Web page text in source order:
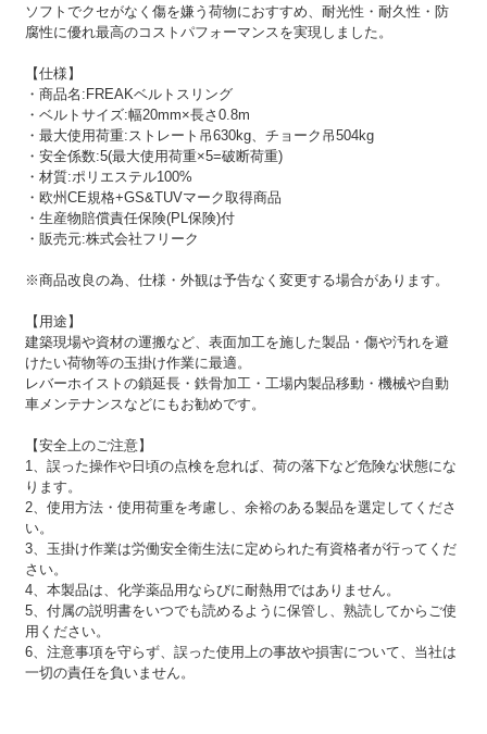
ソフトでクセがなく傷を嫌う荷物におすすめ、耐光性・耐久性・防
腐性に優れ最高のコストパフォーマンスを実現しました。
【仕様】
・商品名:FREAKベルトスリング
・ベルトサイズ:幅20mm×長さ0.8m
・最大使用荷重:ストレート吊630kg、チョーク吊504kg
・安全係数:5(最大使用荷重×5=破断荷重)
・材質:ポリエステル100%
・欧州CE規格+GS&TUVマーク取得商品
・生産物賠償責任保険(PL保険)付
・販売元:株式会社フリーク
※商品改良の為、仕様・外観は予告なく変更する場合があります。
【用途】
建築現場や資材の運搬など、表面加工を施した製品・傷や汚れを避
けたい荷物等の玉掛け作業に最適。
レバーホイストの鎖延長・鉄骨加工・工場内製品移動・機械や自動
車メンテナンスなどにもお勧めです。
【安全上のご注意】
1、誤った操作や日頃の点検を怠れば、荷の落下など危険な状態にな
ります。
2、使用方法・使用荷重を考慮し、余裕のある製品を選定してくださ
い。
3、玉掛け作業は労働安全衛生法に定められた有資格者が行ってくだ
さい。
4、本製品は、化学薬品用ならびに耐熱用ではありません。
5、付属の説明書をいつでも読めるように保管し、熟読してからご使
用ください。
6、注意事項を守らず、誤った使用上の事故や損害について、当社は
一切の責任を負いません。